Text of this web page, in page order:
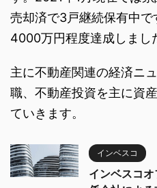
売却済で3戸継続保有中
4000万円程度達成しまし
主に不動産関連の経済ニ
職、不動産投資を主に資
ていきます。
インベスコ
インベスコ